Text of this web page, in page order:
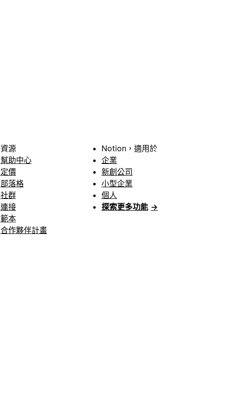
資源
幫助中心
定價
部落格
社群
連接
範本
合作夥伴計畫
Notion，適用於
企業
新創公司
小型企業
個人
探索更多功能 →